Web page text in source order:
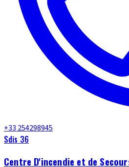
+33 254298945
Sdis 36
Centre D'incendie et de